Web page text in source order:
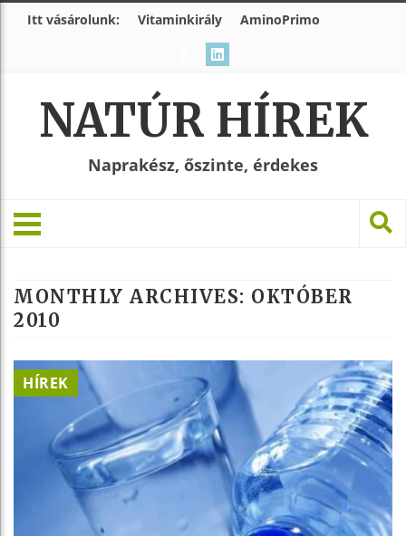
Itt vásárolunk: Vitaminkirály AminoPrimo
NATÚR HÍREK
Naprakész, őszinte, érdekes
MONTHLY ARCHIVES: OKTÓBER
2010
HÍREK